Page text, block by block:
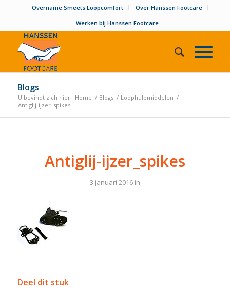
Overname Smeets Loopcomfort
Over Hanssen Footcare
Werken bij Hanssen Footcare
Blogs
U bevindt zich hier: Home / Blogs / Loophulpmiddelen /
Antiglij-ijzer_spikes
Antiglij-ijzer_spikes
3 januari 2016in
Deel dit stuk